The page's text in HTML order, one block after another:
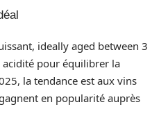
ideally aged between 3
acidité pour équilibrer la
la tendance est aux vins
en popularité auprès